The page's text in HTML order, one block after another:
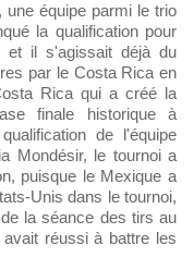
la qualification pour
et il s'agissait déjà du
par le Costa Rica en
Rica qui a créé la
finale historique à
de l'équipe
Mondésir, le tournoi a
puisque le Mexique a
Unis dans le tournoi,
la séance des tirs au
réussi à battre les